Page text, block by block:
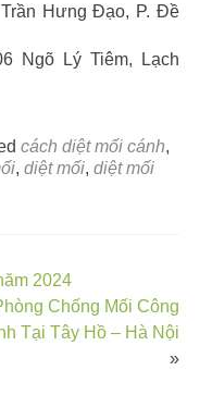
Hưng Đạo, P. Đề
Ngõ Lý Tiêm, Lạch
cách diệt mối cánh,
, diệt mối, diệt mối
2024
Chống Mối Công
Tại Tây Hồ – Hà Nội
»